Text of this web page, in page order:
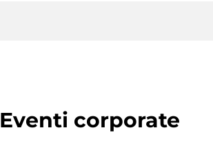
Eventi corporate